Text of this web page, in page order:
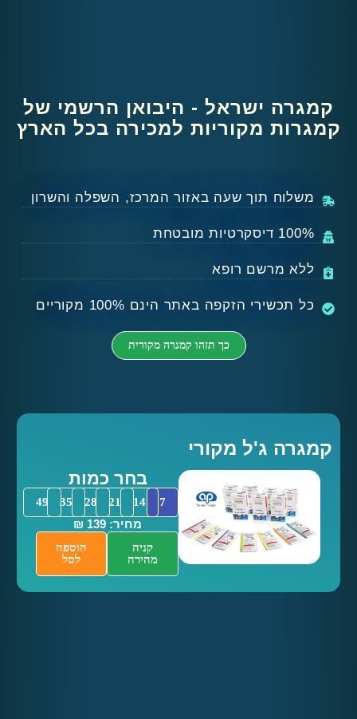
ישראל - היבואן הרשמי של
מקוריות למכירה בכל הארץ
תוך שעה באזור המרכז, השפלה והשרון
מרשם רופא
הזקפה באתר הינם 100% מקוריים
כך תזהו קמגרה מקורית
ג'ל מקורי
בחר כמות
7
14
28
35
49
מחיר: 139 ₪
קניה
מהירה
הוספה
לסל